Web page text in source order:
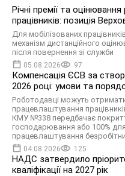
Річні премії та оцінювання
працівників: позиція
Для мобілізованих
механізм дистанційного
після повернення зі служби
05.08.2026 97
Компенсація ЄСВ за
2026 році: умови та
Роботодавці можуть
працевлаштування
КМУ №338 передбачає
господарювання або 100%
працевлаштування
04.08.2026 125
НАДС затвердило
кваліфікації на 2027 рік